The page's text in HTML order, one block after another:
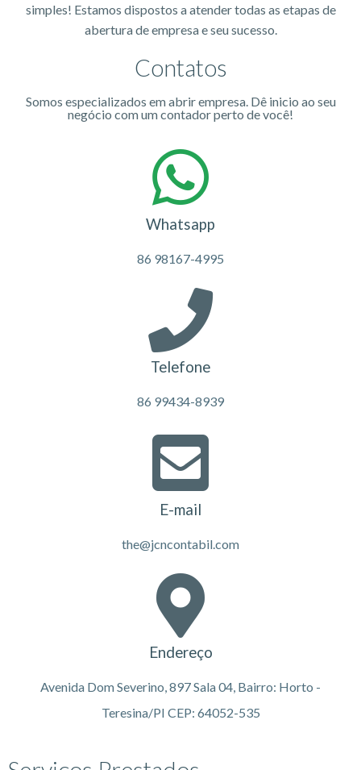
simples! Estamos dispostos a atender todas as etapas de
abertura de empresa e seu sucesso.
Contatos
Somos especializados em abrir empresa. Dê inicio ao seu
negócio com um contador perto de você!
Whatsapp
86 98167-4995
Telefone
86 99434-8939
E-mail
the@jcncontabil.com
Endereço
Avenida Dom Severino, 897 Sala 04, Bairro: Horto -
Teresina/PI CEP: 64052-535